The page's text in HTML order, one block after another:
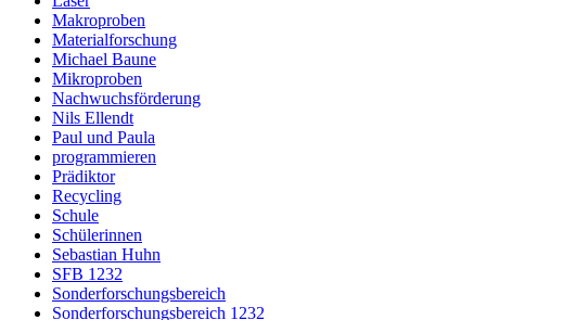
Makroproben
Materialforschung
Michael Baune
Mikroproben
Nachwuchsförderung
Nils Ellendt
Paul und Paula
programmieren
Prädiktor
Recycling
Schule
Schülerinnen
Sebastian Huhn
SFB 1232
Sonderforschungsbereich
Sonderforschungsbereich 1232